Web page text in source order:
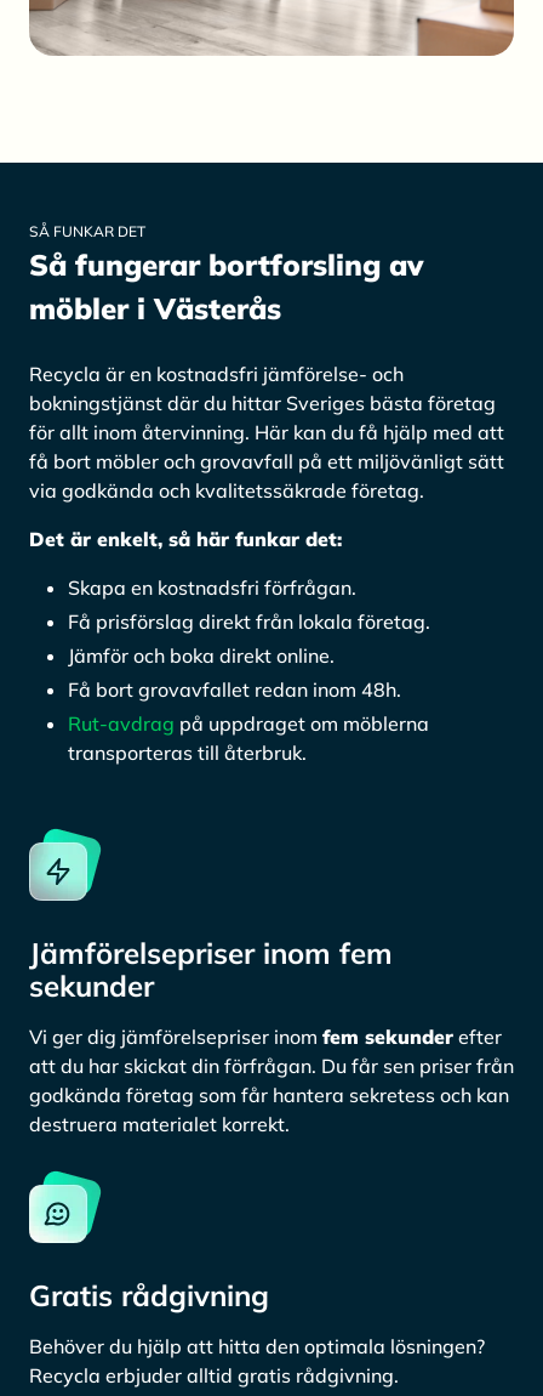
SÅ FUNKAR DET
Så fungerar bortforsling av
möbler i Västerås
Recycla är en kostnadsfri jämförelse- och
bokningstjänst där du hittar Sveriges bästa företag
för allt inom återvinning. Här kan du få hjälp med att
få bort möbler och grovavfall på ett miljövänligt sätt
via godkända och kvalitetssäkrade företag.
Det är enkelt, så här funkar det:
Skapa en kostnadsfri förfrågan.
Få prisförslag direkt från lokala företag.
Jämför och boka direkt online.
Få bort grovavfallet redan inom 48h.
Rut-avdrag på uppdraget om möblerna
transporteras till återbruk.
Jämförelsepriser inom fem
sekunder
Vi ger dig jämförelsepriser inom fem sekunder efter
att du har skickat din förfrågan. Du får sen priser från
godkända företag som får hantera sekretess och kan
destruera materialet korrekt.
Gratis rådgivning
Behöver du hjälp att hitta den optimala lösningen?
Recycla erbjuder alltid gratis rådgivning.